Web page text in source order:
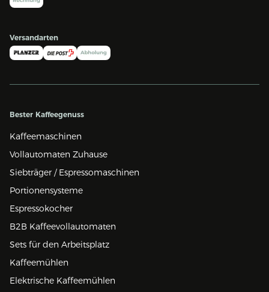
Versandarten
Bester Kaffeegenuss
Kaffeemaschinen
Vollautomaten Zuhause
Siebträger / Espressomaschinen
Portionensysteme
Espressokocher
B2B Kaffeevollautomaten
Sets für den Arbeitsplatz
Kaffeemühlen
Elektrische Kaffeemühlen